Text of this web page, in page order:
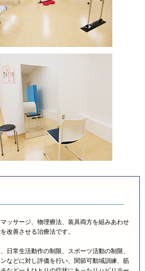
ッサージ、物理療法、装具両方を組みあわせ
改善させる治療法です。
日常生活動作の制限、スポーツ活動の制限、
などに対し評価を行い、関節可動域訓練、筋